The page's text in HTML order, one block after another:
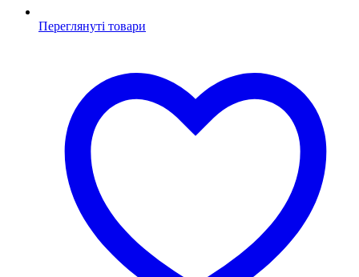
Переглянуті товари